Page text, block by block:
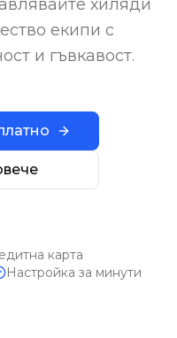
хиляди
екипи с
и гъвкавост.
карта
Настройка за минути